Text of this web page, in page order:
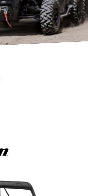
Fordon i lager
Verkstad